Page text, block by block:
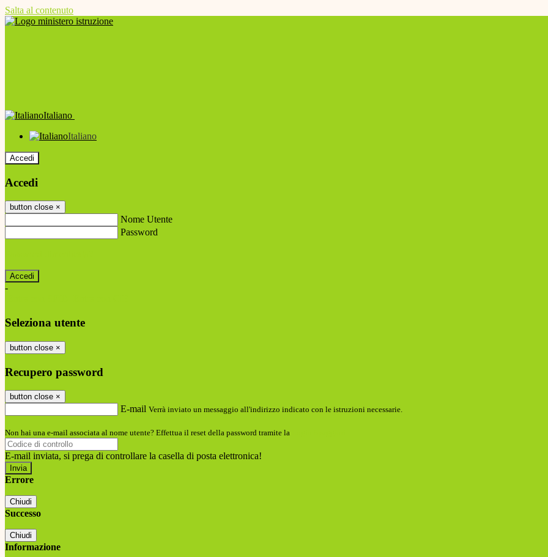
Salta al contenuto
Italiano
Italiano
Accedi
Accedi
button close ×
Nome Utente
Password
-
Seleziona utente
button close ×
Recupero password
button close ×
E-mail Verrà inviato un messaggio all'indirizzo indicato con le istruzioni necessarie.
Non hai una e-mail associata al nome utente? Effettua il reset della password tramite la
E-mail inviata, si prega di controllare la casella di posta elettronica!
Errore
Chiudi
Successo
Chiudi
Informazione